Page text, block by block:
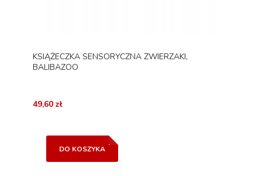
KSIĄŻECZKA SENSORYCZNA ZWIERZAKI,
BALIBAZOO
49,60 zł
DO KOSZYKA